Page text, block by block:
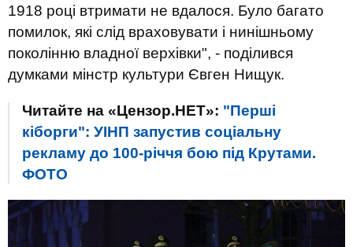
1918 році втримати не вдалося. Було багато
помилок, які слід враховувати і нинішньому
поколінню владної верхівки", - поділився
думками мінстр культури Євген Нищук.
Читайте на «Цензор.НЕТ»: "Перші
кіборги": УІНП запустив соціальну
рекламу до 100-річчя бою під Крутами.
ФОТО